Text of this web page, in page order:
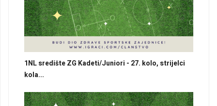
1NL središte ZG Kadeti/Juniori - 27. kolo, strijelci
kola...